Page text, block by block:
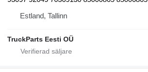
Estland, Tallinn
TruckParts Eesti OÜ